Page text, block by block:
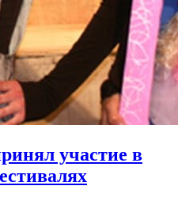
участие в